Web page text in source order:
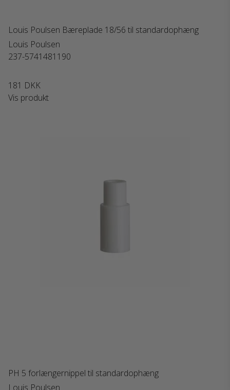
Louis Poulsen Bæreplade 18/56 til standardophæng
Louis Poulsen
237-5741481190
181 DKK
Vis produkt
PH 5 forlængernippel til standardophæng
Louis Poulsen